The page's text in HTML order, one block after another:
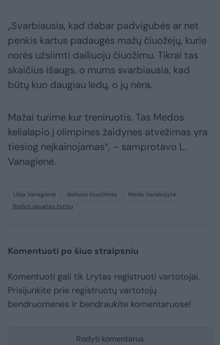
„Svarbiausia, kad dabar padvigubės ar net
penkis kartus padaugės mažų čiuožėjų, kurie
norės užsiimti dailiuoju čiuožimu. Tikrai tas
skaičius išaugs, o mums svarbiausia, kad
būtų kuo daugiau ledų, o jų nėra.
Mažai turime kur treniruotis. Tas Medos
kelialapio į olimpines žaidynes atvežimas yra
tiesiog neįkainojamas“, – samprotavo L.
Vanagienė.
Lilija Vanagienė dailusis čiuožimas
Meda Variakojytė
Rodyti daugiau žymių
Komentuoti po šiuo straipsniu
Komentuoti gali tik Lrytas registruoti vartotojai.
Prisijunkite prie registruotų vartotojų
bendruomenės ir bendraukite komentaruose!
Rodyti komentarus